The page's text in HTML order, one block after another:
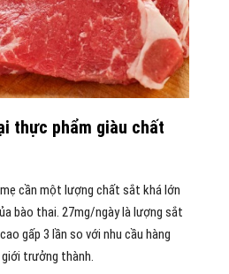
thực phẩm giàu chất
cần một lượng chất sắt khá lớn
bào thai. 27mg/ngày là lượng sắt
gấp 3 lần so với nhu cầu hàng
trưởng thành.